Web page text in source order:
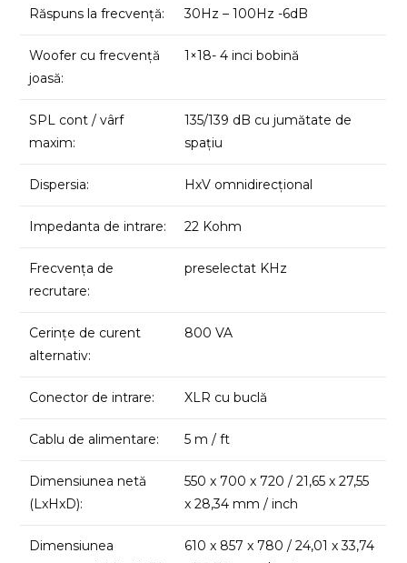
Răspuns la frecvență: 30Hz – 100Hz -6dB
Woofer cu frecvență
joasă:
1×18- 4 inci bobină
SPL cont / vârf
maxim:
135/139 dB cu jumătate de
spațiu
Dispersia: HxV omnidirecțional
Impedanta de intrare: 22 Kohm
Frecvența de
recrutare:
preselectat KHz
Cerințe de curent
alternativ:
800 VA
Conector de intrare: XLR cu buclă
Cablu de alimentare: 5 m / ft
Dimensiunea netă
(LxHxD):
550 x 700 x 720 / 21,65 x 27,55
x 28,34 mm / inch
Dimensiunea
610 x 857 x 780 / 24,01 x 33,74